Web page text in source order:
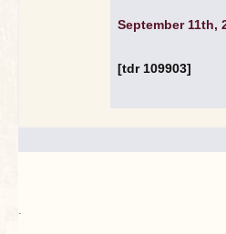
September 11th,
[tdr 109903]
.